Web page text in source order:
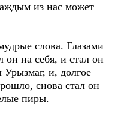
из нас может
слова. Глазами
он на себя, и стал он
и, долгое
снова стал он
пиры.